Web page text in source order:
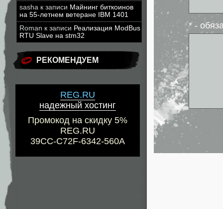
sasha к записи Майнинг биткоинов
на 55-летнем ветеране IBM 1401
Roman к записи Реализация ModBus
RTU Slave на stm32
РЕКОМЕНДУЕМ
REG.RU
надежный хостинг
Промокод на скидку 5%
REG.RU
39CC-C72F-6342-560A
* -